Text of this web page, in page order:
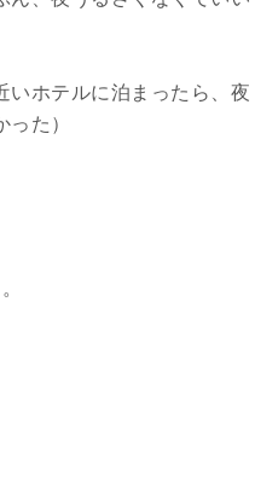
いホテルに泊まったら、夜
た）